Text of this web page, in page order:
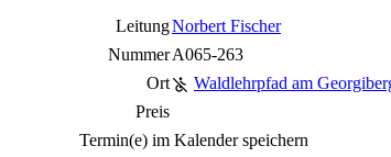
LeitungNorbert Fischer
NummerA065-263
Ort
Waldlehrpfad am
Preis
Termin(e) im Kalender speichern